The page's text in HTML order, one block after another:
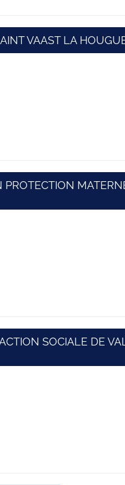
VAAST LA
PROTECTION
SOCIALE DE